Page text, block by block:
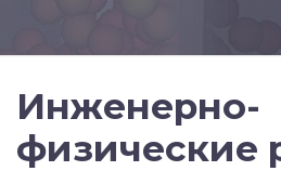
Инженерно-
физические